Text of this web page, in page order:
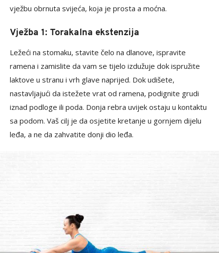
vježbu obrnuta svijeća, koja je prosta a moćna.
Vježba 1: Torakalna ekstenzija
Ležeći na stomaku, stavite čelo na dlanove, ispravite
ramena i zamislite da vam se tijelo izdužuje dok ispružite
laktove u stranu i vrh glave naprijed. Dok udišete,
nastavljajući da istežete vrat od ramena, podignite grudi
iznad podloge ili poda. Donja rebra uvijek ostaju u kontaktu
sa podom. Vaš cilj je da osjetite kretanje u gornjem dijelu
leđa, a ne da zahvatite donji dio leđa.